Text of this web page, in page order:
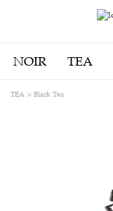
NOIR TEA
TEA Black Tea